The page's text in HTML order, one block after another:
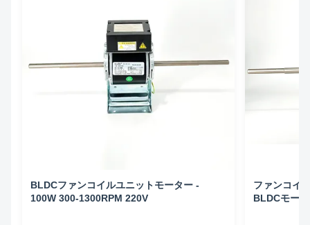
BLDCファンコイルユニットモーター -
100W 300-1300RPM 220V
ファンコイ
BLDCモー